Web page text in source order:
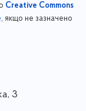
Creative Commons
, якщо не зазначено
3